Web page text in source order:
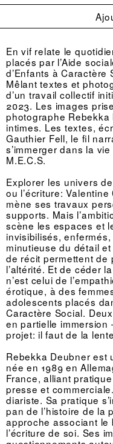
En vif relate le
placés par l’Aide
d’Enfants à Caractère
Mêlant textes et
d’un travail collectif
2023. Les images
photographe
intimes. Les textes,
Gauthier Fell, le fil
s’immerger dans la
M.E.C.S.
Explorer les univers
ou l’écriture:
mène ses travaux
supports. Mais
scène les espaces et
invisibilisés,
minutieuse du détail
de récit permettent de
l’altérité. Et de céder
n’est celui de
érotique, à des
adolescents placés
Caractère Social.
en partielle
projet: il faut de la
Rebekka Deubner est
née en 1989 en
France, alliant
presse et
diariste. Sa pratique
pan de l’histoire de la
approche associant le
l’écriture de soi. Ses